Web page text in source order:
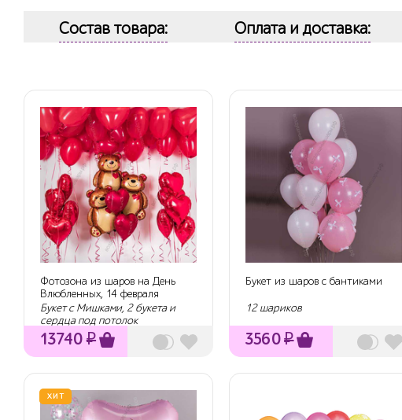
Состав товара: Оплата и доставка:
Фотозона из шаров на День
Влюбленных, 14 февраля
Букет с Мишками, 2 букета и
сердца под потолок
13740₽
Букет из шаров с бантиками
12 шариков
3560₽
ХИТ